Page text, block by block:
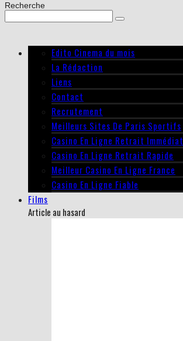
Recherche
Edito Cinema du mois
La Rédaction
Liens
Contact
Recrutement
Meilleurs Sites De Paris Sportifs
Casino En Ligne Retrait Immédiat
Casino En Ligne Retrait Rapide
Meilleur Casino En Ligne France
Casino En Ligne Fiable
Films
Article au hasard